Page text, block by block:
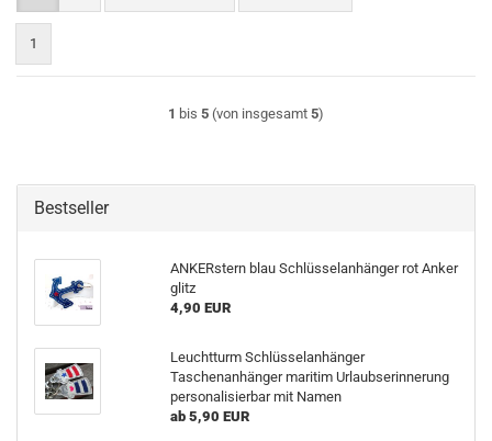
1
1 bis 5 (von insgesamt 5)
Bestseller
ANKERstern blau Schlüsselanhänger rot Anker
glitz
4,90 EUR
Leuchtturm Schlüsselanhänger
Taschenanhänger maritim Urlaubserinnerung
personalisierbar mit Namen
ab 5,90 EUR